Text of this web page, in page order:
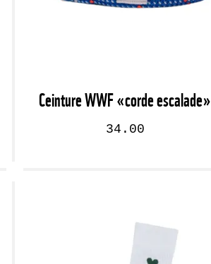
Ceinture WWF «corde escalade»
34.00